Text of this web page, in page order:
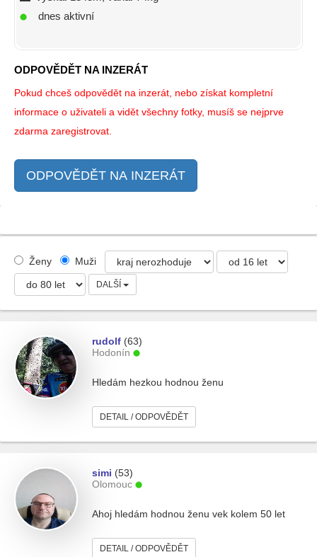
dnes aktivní
ODPOVĚDĚT NA INZERÁT
Pokud chceš odpovědět na inzerát, nebo získat kompletní
informace o uživateli a vidět všechny fotky, musíš se nejprve
zdarma zaregistrovat.
ODPOVĚDĚT NA INZERÁT
Ženy Muži
DALŠÍ
rudolf (63)
Hodonín
Hledám hezkou hodnou ženu
DETAIL / ODPOVĚDĚT
simi (53)
Olomouc
Ahoj hledám hodnou ženu vek kolem 50 let
DETAIL / ODPOVĚDĚT